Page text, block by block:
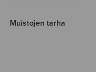
Muistojen tarha